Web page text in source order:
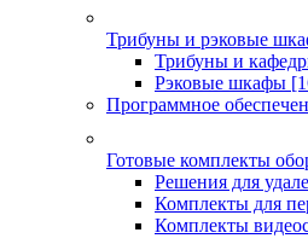
Трибуны и рэковые
Трибуны и
Рэковые шкафы
Программное
Готовые комплекты
Решения для
Комплекты для
Комплекты